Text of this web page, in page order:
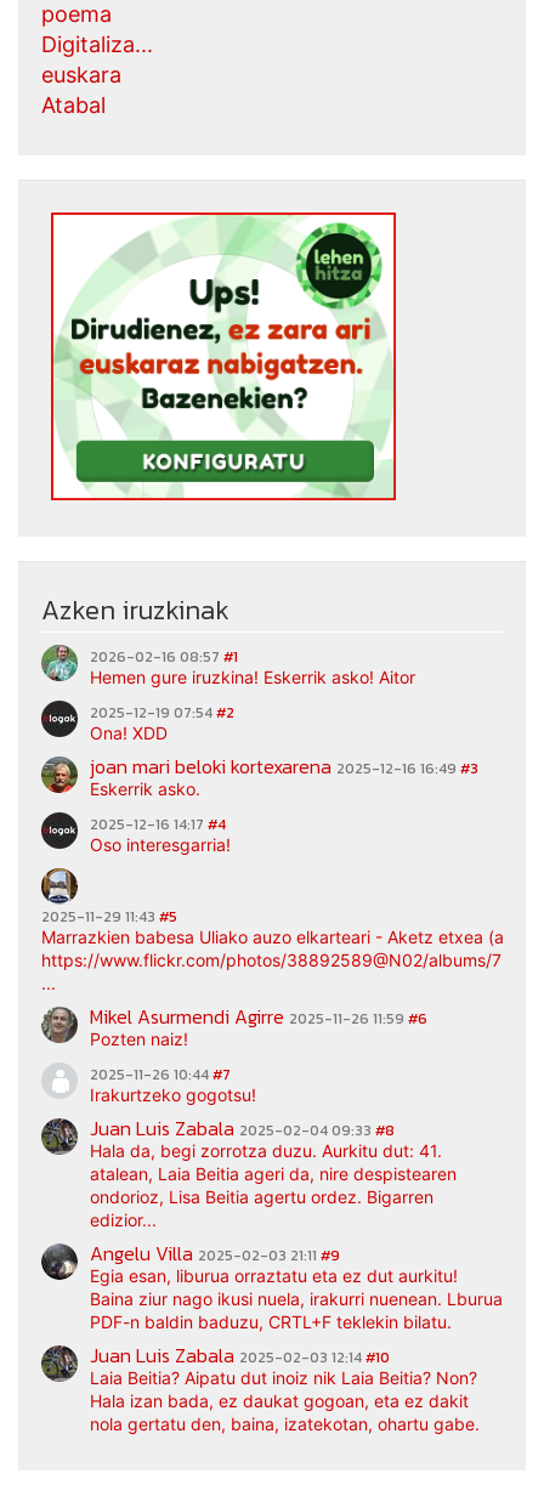
poema
Digitaliza...
euskara
Atabal
Azken iruzkinak
2026-02-16 08:57 #1
Hemen gure iruzkina! Eskerrik asko! Aitor
2025-12-19 07:54#2
Ona! XDD
joan mari beloki kortexarena 2025-12-16 16:49 #3
Eskerrik asko.
2025-12-16 14:17 #4
Oso interesgarria!
2025-11-29 11:43 #5
Marrazkien babesa Uliako auzo elkarteari - Aketz etxea
https://www.flickr.com/photos/38892589@N02/albums/
...
Mikel Asurmendi Agirre 2025-11-26 11:59 #6
Pozten naiz!
2025-11-26 10:44#7
Irakurtzeko gogotsu!
Juan Luis Zabala 2025-02-04 09:33 #8
Hala da, begi zorrotza duzu. Aurkitu dut: 41.
atalean, Laia Beitia ageri da, nire despistearen
ondorioz, Lisa Beitia agertu ordez. Bigarren
edizior...
Angelu Villa 2025-02-03 21:11 #9
Egia esan, liburua orraztatu eta ez dut aurkitu!
Baina ziur nago ikusi nuela, irakurri nuenean. Lburua
PDF-n baldin baduzu, CRTL+F teklekin bilatu.
Juan Luis Zabala 2025-02-03 12:14#10
Laia Beitia? Aipatu dut inoiz nik Laia Beitia? Non?
Hala izan bada, ez daukat gogoan, eta ez dakit
nola gertatu den, baina, izatekotan, ohartu gabe.